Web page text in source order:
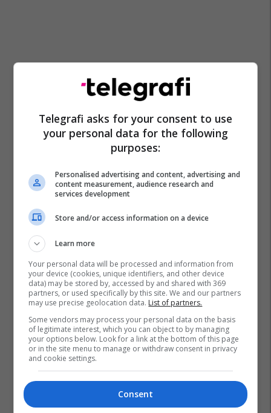
Simon Kjaer Serie A Ac Milan
Telegrafi asks for your consent to use
your personal data for the following
purposes:
Personalised advertising and content, advertising and
content measurement, audience research and
services development
Store and/or access information on a device
Learn more
Your personal data will be processed and information from
your device (cookies, unique identifiers, and other device
data) may be stored by, accessed by and shared with 369
partners, or used specifically by this site. We and our partners
may use precise geolocation data. List of partners.
Some vendors may process your personal data on the basis
of legitimate interest, which you can object to by managing
your options below. Look for a link at the bottom of this page
or in the site menu to manage or withdraw consent in privacy
and cookie settings.
Consent